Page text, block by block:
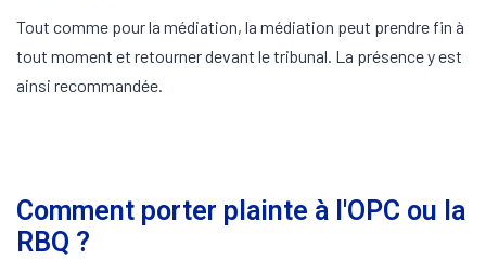
Tout comme pour la médiation, la médiation peut prendre fin à
tout moment et retourner devant le tribunal. La présence y est
ainsi recommandée.
Comment porter plainte à l'OPC ou la
RBQ ?